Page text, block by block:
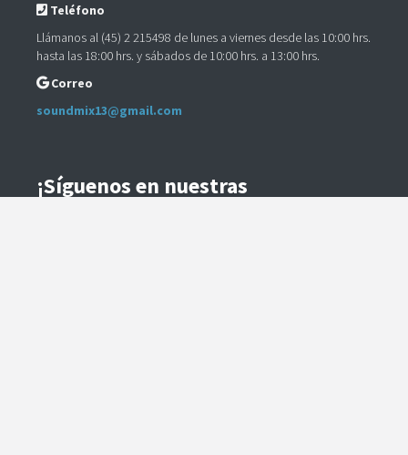
Teléfono
Llámanos al (45) 2 215498 de lunes a viernes desde las 10:00 hrs.
hasta las 18:00 hrs. y sábados de 10:00 hrs. a 13:00 hrs.
Correo
soundmix13@gmail.com
¡Síguenos en nuestras